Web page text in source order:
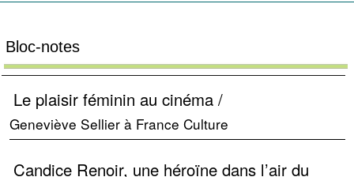
Bloc-notes
Archives
S’abonner à la Lettre !
Bloc-notes
Le plaisir féminin au cinéma /
Geneviève Sellier à France Culture
Candice Renoir, une héroïne dans l’air du